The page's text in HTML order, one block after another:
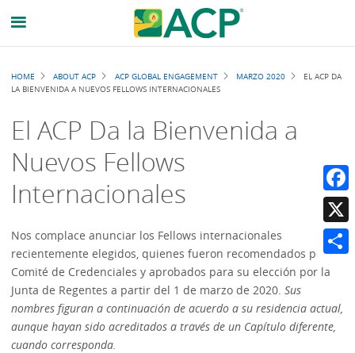
Breadcrumb
HOME ABOUT ACP ACP GLOBAL ENGAGEMENT MARZO 2020
EL ACP DA
LA BIENVENIDA A NUEVOS FELLOWS INTERNACIONALES
El ACP Da la Bienvenida a
Nuevos Fellows
Internacionales
Nos complace anunciar los Fellows internacionales
recientemente elegidos, quienes fueron recomendados por el
Comité de Credenciales y aprobados para su elección por la
Junta de Regentes a partir del 1 de marzo de 2020.Sus
nombres figuran a continuación de acuerdo a su residencia actual,
aunque hayan sido acreditados a través de un Capítulo diferente,
cuando corresponda.
X
Share